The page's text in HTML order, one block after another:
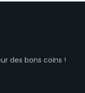
des bons coins !